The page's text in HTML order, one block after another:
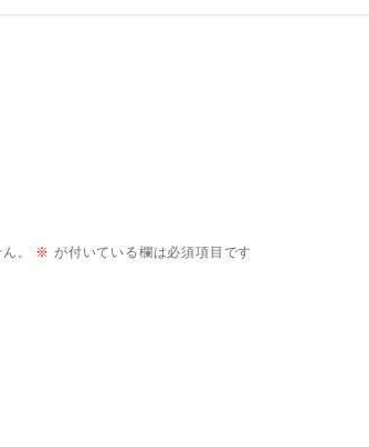
。 ※ が付いている欄は必須項目です